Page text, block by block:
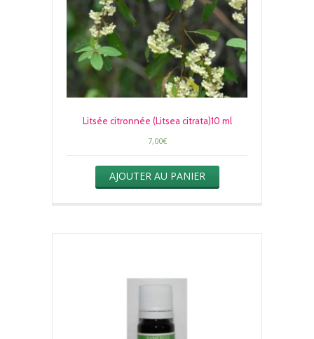
Litsée citronnée (Litsea citrata)10 ml
7,00€
AJOUTER AU PANIER